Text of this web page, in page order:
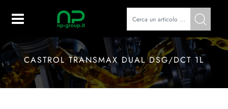
CASTROL TRANSMAX DUAL DSG/DCT 1L